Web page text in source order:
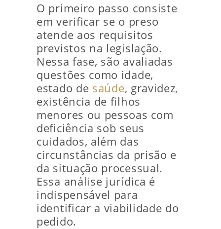
O primeiro passo consiste
em verificar se o preso
atende aos requisitos
previstos na legislação.
Nessa fase, são avaliadas
questões como idade,
estado de saúde, gravidez,
existência de filhos
menores ou pessoas com
deficiência sob seus
cuidados, além das
circunstâncias da prisão e
da situação processual.
Essa análise jurídica é
indispensável para
identificar a viabilidade do
pedido.